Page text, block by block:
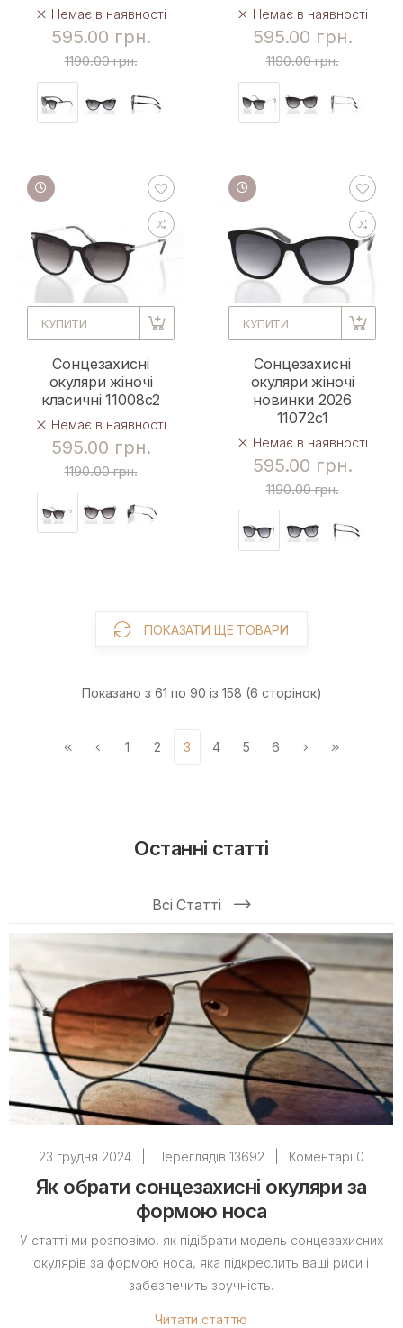
Немає в наявності
595.00 грн.
1190.00 грн.
Немає в наявності
595.00 грн.
1190.00 грн.
КУПИТИ
Сонцезахисні
окуляри жіночі
класичні 11008c2
Немає в наявності
595.00 грн.
1190.00 грн.
КУПИТИ
Сонцезахисні
окуляри жіночі
новинки 2026
11072c1
Немає в наявності
595.00 грн.
1190.00 грн.
ПОКАЗАТИ ЩЕ ТОВАРИ
Показано з 61 по 90 із 158 (6 сторінок)
1 2 3 4 5 6
Останні статті
Всі Статті
23 грудня 2024 Переглядів 13692 Коментарі 0
Як обрати сонцезахисні окуляри за
формою носа
У статті ми розповімо, як підібрати модель сонцезахисних
окулярів за формою носа, яка підкреслить ваші риси і
забезпечить зручність.
Читати статтю